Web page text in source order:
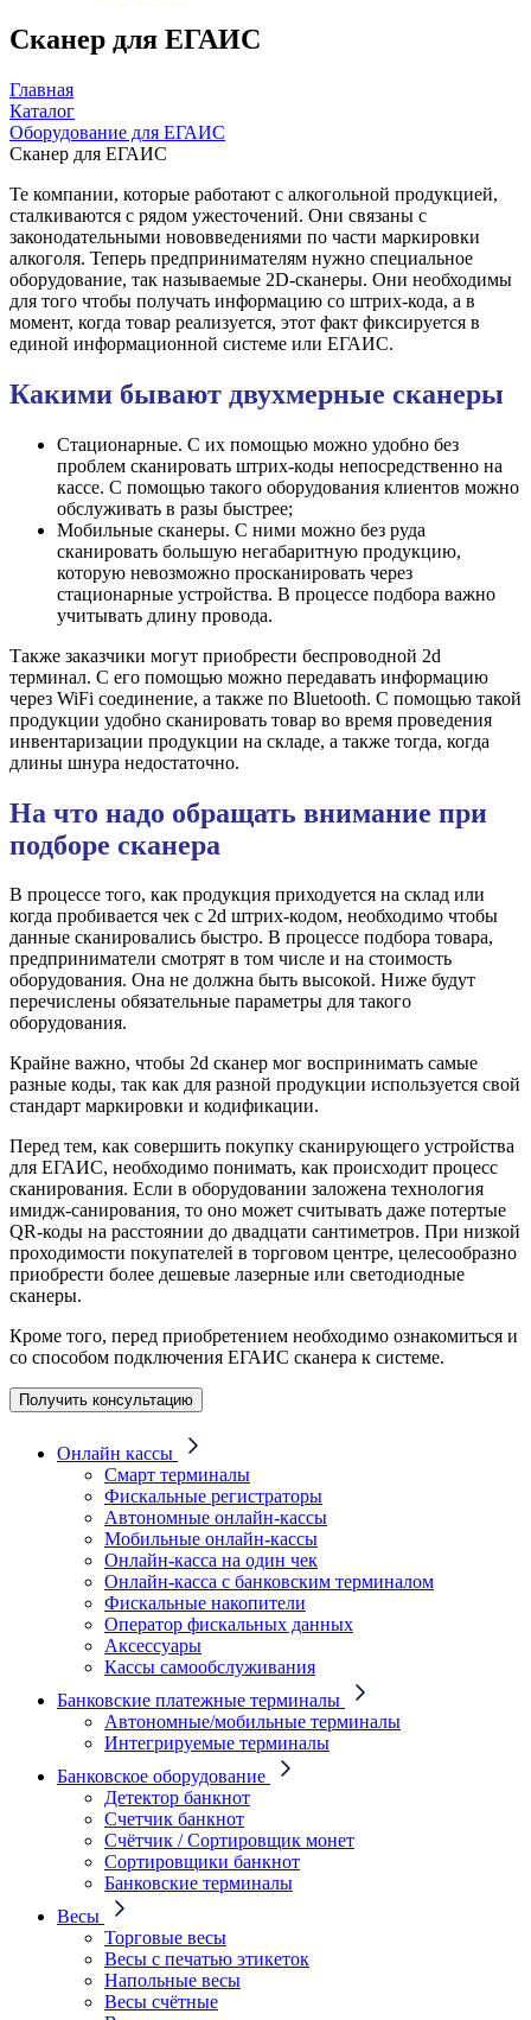
Сканер для ЕГАИС
Главная
Каталог
Оборудование для ЕГАИС
Сканер для ЕГАИС
Те компании, которые работают с алкогольной продукцией,
сталкиваются с рядом ужесточений. Они связаны с
законодательными нововведениями по части маркировки
алкоголя. Теперь предпринимателям нужно специальное
оборудование, так называемые 2D-сканеры. Они необходимы
для того чтобы получать информацию со штрих-кода, а в
момент, когда товар реализуется, этот факт фиксируется в
единой информационной системе или ЕГАИС.
Какими бывают двухмерные сканеры
Стационарные. С их помощью можно удобно без
проблем сканировать штрих-коды непосредственно на
кассе. С помощью такого оборудования клиентов можно
обслуживать в разы быстрее;
Мобильные сканеры. С ними можно без руда
сканировать большую негабаритную продукцию,
которую невозможно просканировать через
стационарные устройства. В процессе подбора важно
учитывать длину провода.
Также заказчики могут приобрести беспроводной 2d
терминал. С его помощью можно передавать информацию
через WiFi соединение, а также по Bluetooth. С помощью такой
продукции удобно сканировать товар во время проведения
инвентаризации продукции на складе, а также тогда, когда
длины шнура недостаточно.
На что надо обращать внимание при
подборе сканера
В процессе того, как продукция приходуется на склад или
когда пробивается чек с 2d штрих-кодом, необходимо чтобы
данные сканировались быстро. В процессе подбора товара,
предприниматели смотрят в том числе и на стоимость
оборудования. Она не должна быть высокой. Ниже будут
перечислены обязательные параметры для такого
оборудования.
Крайне важно, чтобы 2d сканер мог воспринимать самые
разные коды, так как для разной продукции используется свой
стандарт маркировки и кодификации.
Перед тем, как совершить покупку сканирующего устройства
для ЕГАИС, необходимо понимать, как происходит процесс
сканирования. Если в оборудовании заложена технология
имидж-санирования, то оно может считывать даже потертые
QR-коды на расстоянии до двадцати сантиметров. При низкой
проходимости покупателей в торговом центре, целесообразно
приобрести более дешевые лазерные или светодиодные
сканеры.
Кроме того, перед приобретением необходимо ознакомиться и
со способом подключения ЕГАИС сканера к системе.
Получить консультацию
Онлайн кассы
Смарт терминалы
Фискальные регистраторы
Автономные онлайн-кассы
Мобильные онлайн-кассы
Онлайн-касса на один чек
Онлайн-касса с банковским терминалом
Фискальные накопители
Оператор фискальных данных
Аксессуары
Кассы самообслуживания
Банковские платежные терминалы
Автономные/мобильные терминалы
Интегрируемые терминалы
Банковское оборудование
Детектор банкнот
Счетчик банкнот
Счётчик / Сортировщик монет
Сортировщики банкнот
Банковские терминалы
Весы
Торговые весы
Весы с печатью этикеток
Напольные весы
Весы счётные